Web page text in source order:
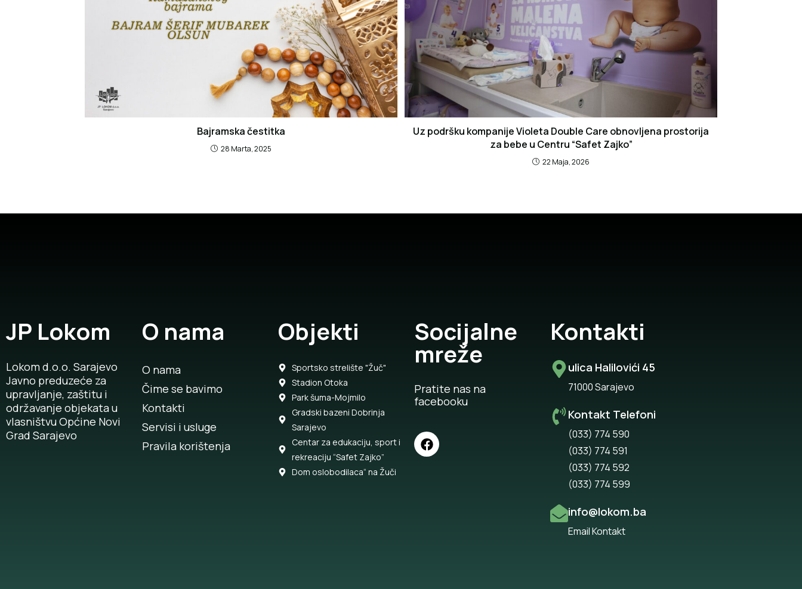
Bajramska čestitka
28 Marta, 2025
Uz podršku kompanije Violeta Double Care obnovljena prostorija
za bebe u Centru “Safet Zajko”
22 Maja, 2026
JP Lokom
Lokom d.o.o. Sarajevo
Javno preduzeće za
upravljanje, zaštitu i
održavanje objekata u
vlasništvu Općine Novi
Grad Sarajevo
O nama
O nama
Čime se bavimo
Kontakti
Servisi i usluge
Pravila korištenja
Objekti
Sportsko strelište "Žuč"
Stadion Otoka
Park šuma-Mojmilo
Gradski bazeni Dobrinja
Sarajevo
Centar za edukaciju, sport i
rekreaciju “Safet Zajko”
Dom oslobodilaca“ na Žuči
Socijalne
mreže
Pratite nas na
facebooku
Kontakti
ulica Halilovići 45
71000 Sarajevo
Kontakt Telefoni
(033) 774 590
(033) 774 591
(033) 774 592
(033) 774 599
info@lokom.ba
Email Kontakt